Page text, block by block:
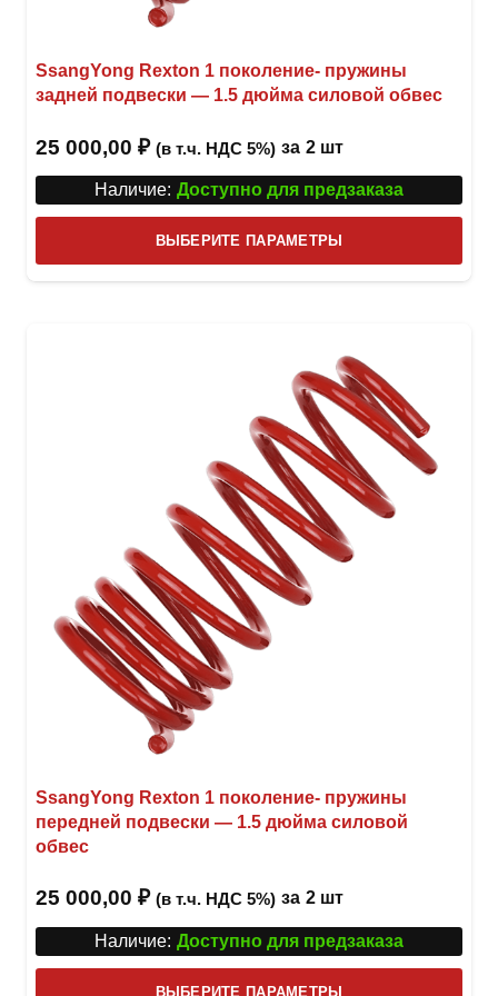
SsangYong Rexton 1 поколение- пружины
задней подвески — 1.5 дюйма силовой обвес
25 000,00 ₽ (в т.ч. НДС 5%) за 2 шт
Наличие: Доступно для предзаказа
ВЫБЕРИТЕ ПАРАМЕТРЫ
товар
SsangYong Rexton 1 поколение- пружины
передней подвески — 1.5 дюйма силовой
обвес
25 000,00 ₽ (в т.ч. НДС 5%) за 2 шт
Наличие: Доступно для предзаказа
ВЫБЕРИТЕ ПАРАМЕТРЫ